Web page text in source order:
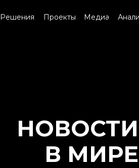
Решения Проекты Медиа
В МИРЕ